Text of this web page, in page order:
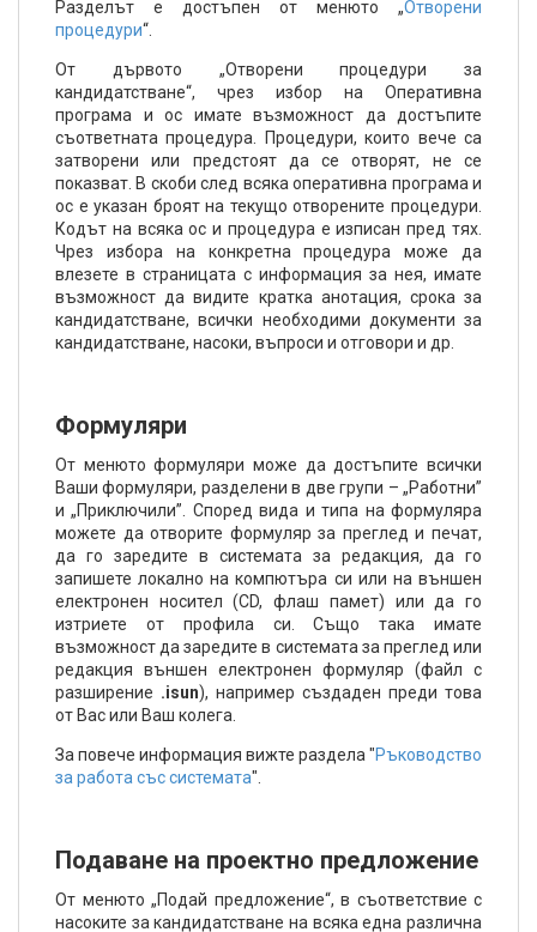
Разделът е достъпен от менюто „Отворени
процедури“.
От дървото „Отворени процедури за
кандидатстване“, чрез избор на Оперативна
програма и ос имате възможност да достъпите
съответната процедура. Процедури, които вече са
затворени или предстоят да се отворят, не се
показват. В скоби след всяка оперативна програма и
ос е указан броят на текущо отворените процедури.
Кодът на всяка ос и процедура е изписан пред тях.
Чрез избора на конкретна процедура може да
влезете в страницата с информация за нея, имате
възможност да видите кратка анотация, срока за
кандидатстване, всички необходими документи за
кандидатстване, насоки, въпроси и отговори и др.
Формуляри
От менюто формуляри може да достъпите всички
Ваши формуляри, разделени в две групи – „Работни”
и „Приключили”. Според вида и типа на формуляра
можете да отворите формуляр за преглед и печат,
да го заредите в системата за редакция, да го
запишете локално на компютъра си или на външен
електронен носител (CD, флаш памет) или да го
изтриете от профила си. Също така имате
възможност да заредите в системата за преглед или
редакция външен електронен формуляр (файл с
разширение .isun), например създаден преди това
от Вас или Ваш колега.
За повече информация вижте раздела "Ръководство
за работа със системата".
Подаване на проектно предложение
От менюто „Подай предложение“, в съответствие с
насоките за кандидатстване на всяка една различна